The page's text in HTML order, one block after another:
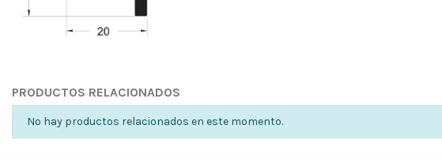
PRODUCTOS RELACIONADOS
No hay productos relacionados en este momento.